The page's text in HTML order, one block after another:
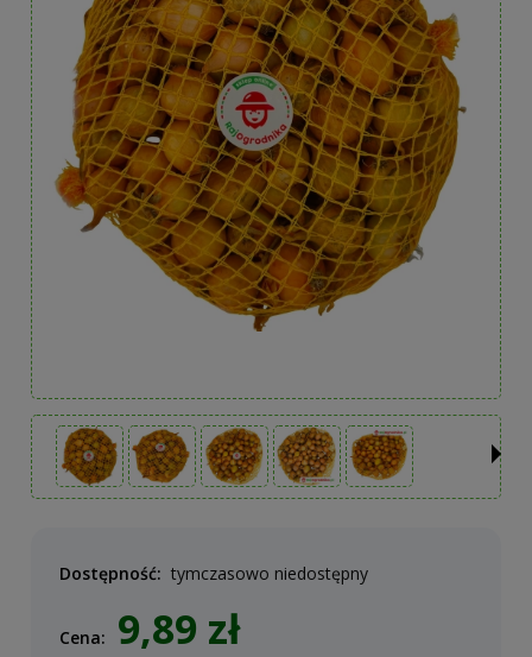
Dostępność: tymczasowo niedostępny
Cena: 9,89 zł